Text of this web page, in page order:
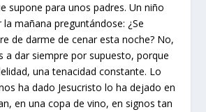
supone para unos padres. Un niño
mañana preguntándose: ¿Se
de darme de cenar esta noche? No,
a dar siempre por supuesto, porque
una tenacidad constante. Lo
ha dado Jesucristo lo ha dejado en
en una copa de vino, en signos tan